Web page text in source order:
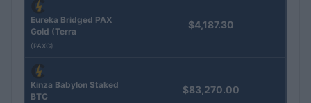
Eureka Bridged PAX
Gold (Terra
(PAXG)
$4,187.30
Kinza Babylon Staked
BTC
$83,270.00